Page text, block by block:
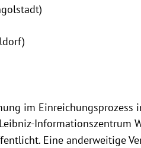
im Einreichungsprozess
Informationszentrum
Eine anderweitige